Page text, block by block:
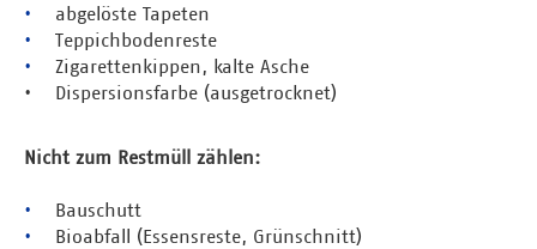
• abgelöste Tapeten
• Teppichbodenreste
• Zigarettenkippen, kalte Asche
• Dispersionsfarbe (ausgetrocknet)
Nicht zum Restmüll zählen:
• Bauschutt
• Bioabfall (Essensreste, Grünschnitt)